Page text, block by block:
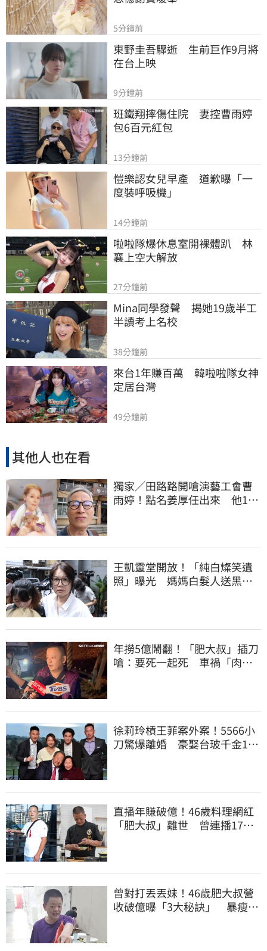
5分鐘前
東野圭吾驟逝　生前巨作9月將
在台上映
9分鐘前
班鐵翔摔傷住院　妻控曹雨婷
包6百元紅包
13分鐘前
愷樂認女兒早產　道歉曝「一
度裝呼吸機」
14分鐘前
啦啦隊爆休息室開裸體趴　林
襄上空大解放
27分鐘前
Mina同學發聲　揭她19歲半工
半讀考上名校
38分鐘前
來台1年賺百萬　韓啦啦隊女神
定居台灣
49分鐘前
其他人也在看
獨家／田路路開嗆演藝工會曹
雨婷！點名姜厚任出來 他16
王凱靈堂開放！「純白燦笑遺
照」曝光 媽媽白髮人送黑髮
年撈5億鬧翻！「肥大叔」插刀
嗆：要死一起死 車禍「肉眼
徐莉玲槓王菲案外案！5566小
刀驚爆離婚 豪娶台玻千金14
直播年賺破億！46歲料理網紅
「肥大叔」離世 曾連播17小
曾對打丟丟妹！46歲肥大叔營
收破億曝「3大秘訣」 暴瘦猝